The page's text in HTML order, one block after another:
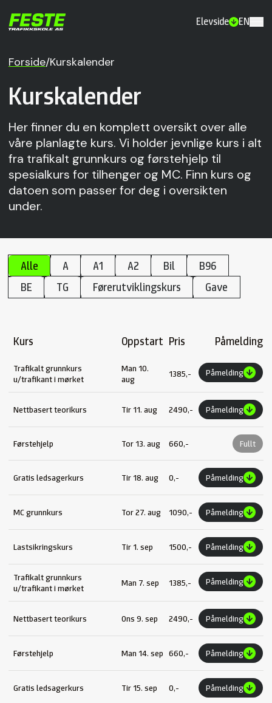
Elevside EN
Forside/Kurskalender
Kurskalender
Her finner du en komplett oversikt over alle
våre planlagte kurs. Vi holder jevnlige kurs i alt
fra trafikalt grunnkurs og førstehjelp til
spesialkurs for tilhenger og MC. Finn kurs og
datoen som passer for deg i oversikten
under.
Alle A A1 A2 Bil
B96
BE
TG Førerutviklingskurs Gave
Kurs Oppstart Pris Påmelding
Trafikalt grunnkurs
u/trafikant i mørket
Man 10.
aug
1385,- Påmelding
Nettbasert teorikurs Tir 11. aug 2490,- Påmelding
Førstehjelp Tor 13. aug 660,- Fullt
Gratis ledsagerkurs Tir 18. aug 0,- Påmelding
MC grunnkurs Tor 27. aug 1090,- Påmelding
Lastsikringskurs Tir 1. sep 1500,- Påmelding
Trafikalt grunnkurs
u/trafikant i mørket
Man 7. sep 1385,- Påmelding
Nettbasert teorikurs Ons 9. sep 2490,- Påmelding
Førstehjelp Man 14. sep 660,- Påmelding
Gratis ledsagerkurs Tir 15. sep 0,- Påmelding